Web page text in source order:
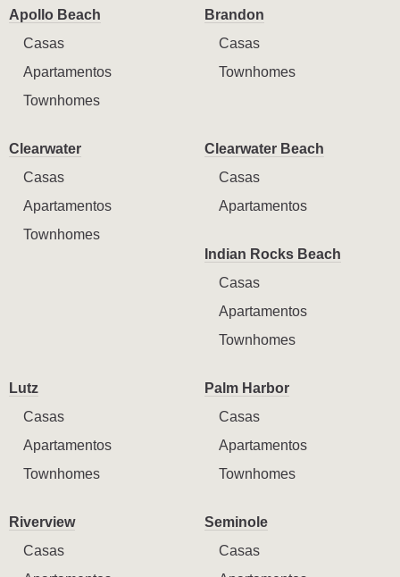
Apollo Beach
Casas
Apartamentos
Townhomes
Brandon
Casas
Townhomes
Clearwater
Casas
Apartamentos
Townhomes
Clearwater Beach
Casas
Apartamentos
Indian Rocks Beach
Casas
Apartamentos
Townhomes
Lutz
Casas
Apartamentos
Townhomes
Palm Harbor
Casas
Apartamentos
Townhomes
Riverview
Casas
Seminole
Casas